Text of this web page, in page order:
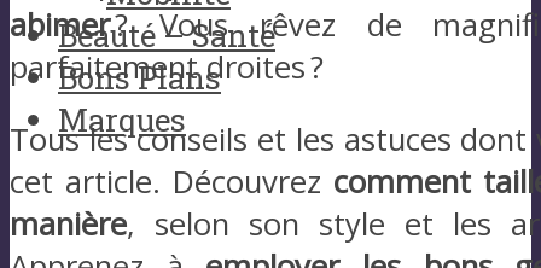
Beauté – Santé
Bons Plans
Marques
abimer? Vous rêvez de
parfaitement droites ?
Tous les conseils et les astuces
cet article. Découvrez comment
manière, selon son style et les